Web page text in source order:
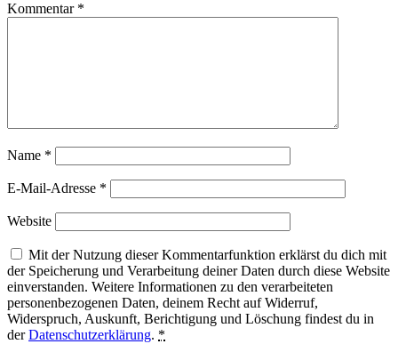
Kommentar *
Name *
E-Mail-Adresse *
Website
Mit der Nutzung dieser Kommentarfunktion erklärst du dich mit
der Speicherung und Verarbeitung deiner Daten durch diese Website
einverstanden. Weitere Informationen zu den verarbeiteten
personenbezogenen Daten, deinem Recht auf Widerruf,
Widerspruch, Auskunft, Berichtigung und Löschung findest du in
derDatenschutzerklärung. *